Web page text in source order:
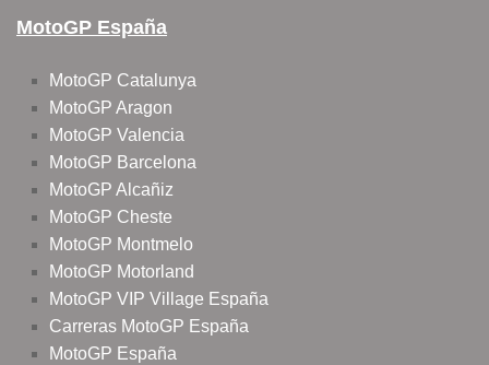
MotoGP España
MotoGP Catalunya
MotoGP Aragon
MotoGP Valencia
MotoGP Barcelona
MotoGP Alcañiz
MotoGP Cheste
MotoGP Montmelo
MotoGP Motorland
MotoGP VIP Village España
Carreras MotoGP España
MotoGP España